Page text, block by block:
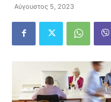
Αύγουστος 5, 2023